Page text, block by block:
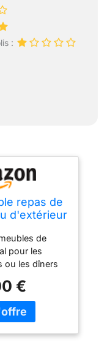
:
repas de
d'extérieur
effet
en
avec
6
empilables
-
de
pour les
ou les dîners
x 78 cm et a
en fer avec
de table en
€